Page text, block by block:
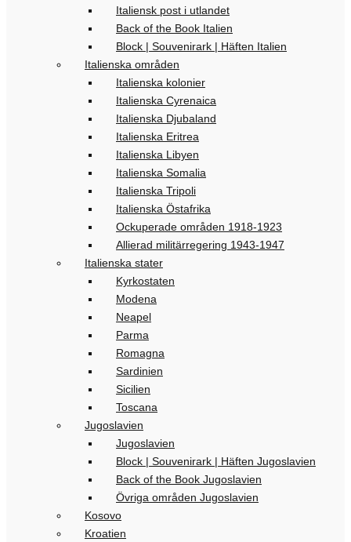
Italiensk post i utlandet
Back of the Book Italien
Block | Souvenirark | Häften Italien
Italienska områden
Italienska kolonier
Italienska Cyrenaica
Italienska Djubaland
Italienska Eritrea
Italienska Libyen
Italienska Somalia
Italienska Tripoli
Italienska Östafrika
Ockuperade områden 1918-1923
Allierad militärregering 1943-1947
Italienska stater
Kyrkostaten
Modena
Neapel
Parma
Romagna
Sardinien
Sicilien
Toscana
Jugoslavien
Jugoslavien
Block | Souvenirark | Häften Jugoslavien
Back of the Book Jugoslavien
Övriga områden Jugoslavien
Kosovo
Kroatien